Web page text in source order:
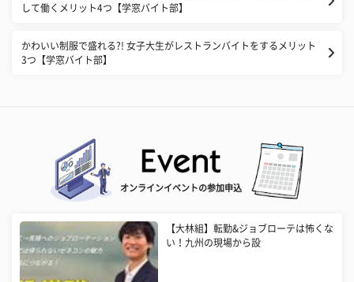
して働くメリット4つ【学窓バイト部】
かわいい制服で盛れる?! 女子大生がレストランバイトをするメリット
3つ【学窓バイト部】
オンラインイベントの参加申込
【大林組】転勤&ジョブローテは怖くな
い！九州の現場から設